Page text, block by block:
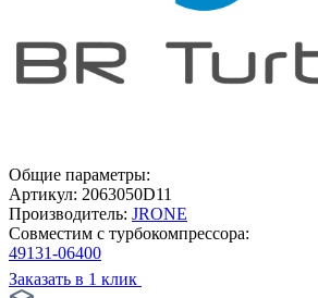
Общие параметры:
Артикул: 2063050D11
Производитель: JRONE
Совместим с турбокомпрессора:
49131-06400
Заказать в 1 клик